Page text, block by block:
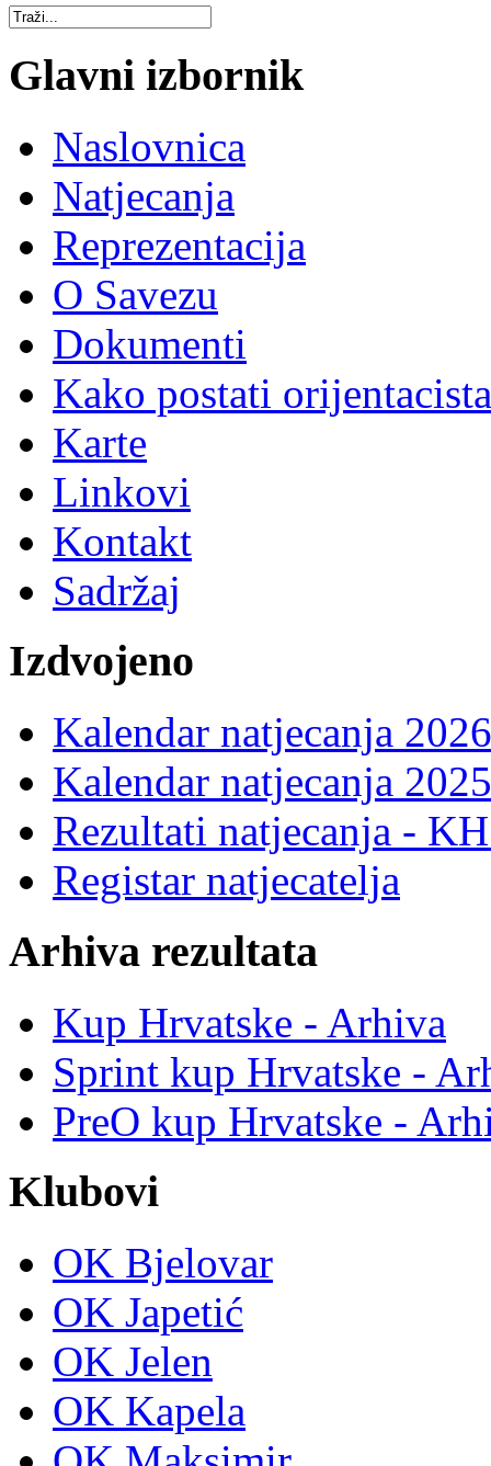
Glavni izbornik
Naslovnica
Natjecanja
Reprezentacija
O Savezu
Dokumenti
Kako postati
Karte
Linkovi
Kontakt
Sadržaj
Izdvojeno
Kalendar natjecanja
Kalendar natjecanja
Rezultati natjecanja -
Registar natjecatelja
Arhiva rezultata
Kup Hrvatske - Arhiva
Sprint kup Hrvatske -
PreO kup Hrvatske -
Klubovi
OK Bjelovar
OK Japetić
OK Jelen
OK Kapela